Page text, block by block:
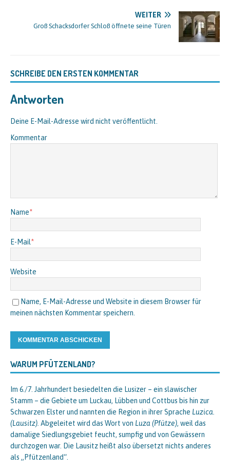
WEITER
Groß Schacksdorfer Schloß öffnete seine Türen
SCHREIBE DEN ERSTEN KOMMENTAR
Antworten
Deine E-Mail-Adresse wird nicht veröffentlicht.
Kommentar
Name*
E-Mail*
Website
Name, E-Mail-Adresse und Website in diesem Browser für
meinen nächsten Kommentar speichern.
WARUM PFÜTZENLAND?
Im 6./7. Jahrhundert besiedelten die Lusizer – ein slawischer
Stamm – die Gebiete um Luckau, Lübben und Cottbus bis hin zur
Schwarzen Elster und nannten die Region in ihrer Sprache Luzica.
(Lausitz). Abgeleitet wird das Wort von Luza (Pfütze), weil das
damalige Siedlungsgebiet feucht, sumpfig und von Gewässern
durchzogen war. Die Lausitz heißt also übersetzt nichts anderes
als „Pfützenland“.